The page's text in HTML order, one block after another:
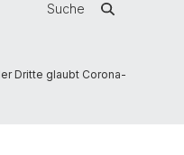
Suche
Dritte glaubt Corona-